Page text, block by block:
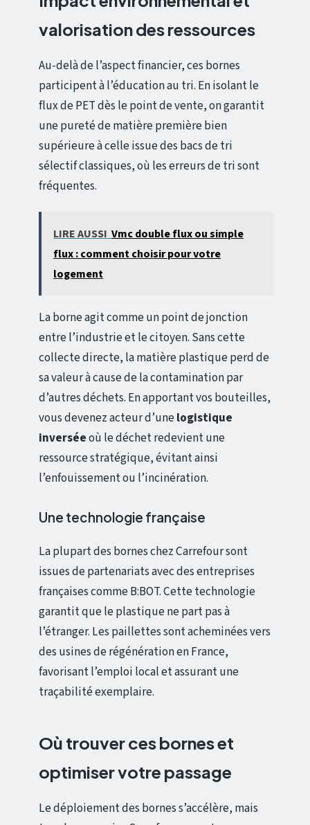
valorisation des ressources
Au-delà de l’aspect financier, ces bornes
participent à l’éducation au tri. En isolant le
flux de PET dès le point de vente, on garantit
une pureté de matière première bien
supérieure à celle issue des bacs de tri
sélectif classiques, où les erreurs de tri sont
fréquentes.
LIRE AUSSI Vmc double flux ou simple
flux : comment choisir pour votre
logement
La borne agit comme un point de jonction
entre l’industrie et le citoyen. Sans cette
collecte directe, la matière plastique perd de
sa valeur à cause de la contamination par
d’autres déchets. En apportant vos bouteilles,
vous devenez acteur d’unelogistique
inverséeoù le déchet redevient une
ressource stratégique, évitant ainsi
l’enfouissement ou l’incinération.
Une technologie française
La plupart des bornes chez Carrefour sont
issues de partenariats avec des entreprises
françaises comme B:BOT. Cette technologie
garantit que le plastique ne part pas à
l’étranger. Les paillettes sont acheminées vers
des usines de régénération en France,
favorisant l’emploi local et assurant une
traçabilité exemplaire.
Où trouver ces bornes et
optimiser votre passage
Le déploiement des bornes s’accélère, mais